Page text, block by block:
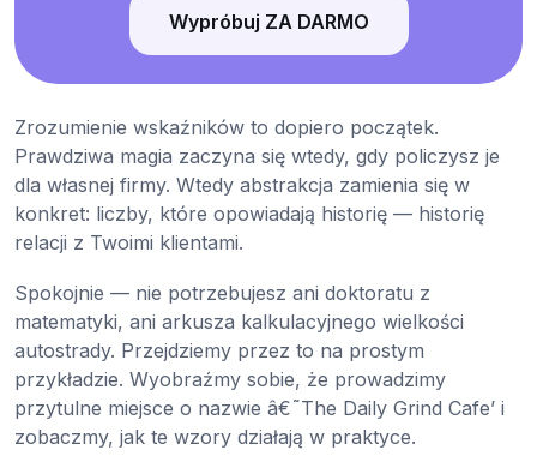
Wypróbuj ZA DARMO
Zrozumienie wskaźników to dopiero początek.
Prawdziwa magia zaczyna się wtedy, gdy policzysz je
dla własnej firmy. Wtedy abstrakcja zamienia się w
konkret: liczby, które opowiadają historię — historię
relacji z Twoimi klientami.
Spokojnie — nie potrzebujesz ani doktoratu z
matematyki, ani arkusza kalkulacyjnego wielkości
autostrady. Przejdziemy przez to na prostym
przykładzie. Wyobraźmy sobie, że prowadzimy
przytulne miejsce o nazwie â€˜The Daily Grind Cafe’ i
zobaczmy, jak te wzory działają w praktyce.